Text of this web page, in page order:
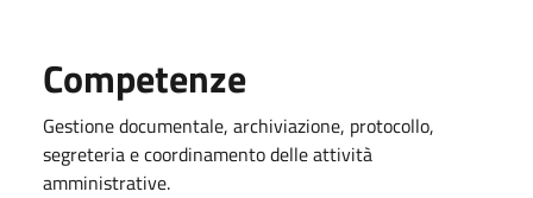
Competenze
Gestione documentale, archiviazione, protocollo,
segreteria e coordinamento delle attività
amministrative.